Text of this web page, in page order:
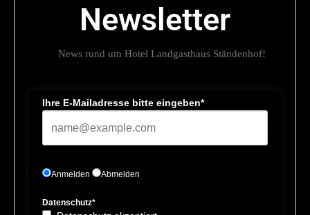
Newsletter
News rund um Hotel Landgasthaus Ständenhof!
Ihre E-Mailadresse bitte eingeben*
Anmelden Abmelden
Datenschutz*